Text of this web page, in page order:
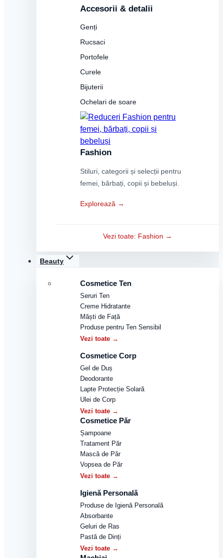
Accesorii & detalii
Genți
Rucsaci
Portofele
Curele
Bijuterii
Ochelari de soare
Fashion
Stiluri, categorii și selecții pentru
femei, bărbați, copii și bebeluși.
Explorează →
Vezi toate: Fashion →
Beauty
Cosmetice Ten
Seruri Ten
Creme Hidratante
Măști de Față
Produse pentru Ten Sensibil
Vezi toate →
Cosmetice Corp
Gel de Duș
Deodorante
Lapte Protecție Solară
Ulei de Corp
Vezi toate →
Cosmetice Păr
Șampoane
Tratament Păr
Mască de Păr
Vopsea de Păr
Vezi toate →
Igienă Personală
Produse de Igienă Personală
Absorbante
Geluri de Ras
Pastă de Dinți
Vezi toate →